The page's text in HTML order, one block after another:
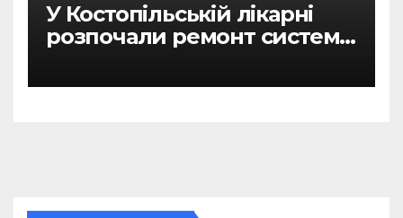
У Костопільській лікарні
розпочали ремонт системи